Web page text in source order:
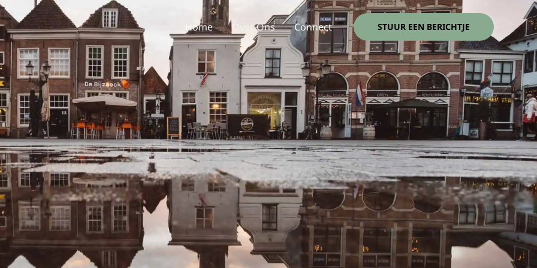
Home Over Ons Connect STUUR EEN BERICHTJE